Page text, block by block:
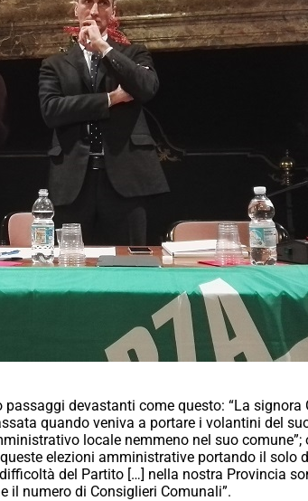
devastanti come questo: “La
quando veniva a portare i volantini del
locale nemmeno nel suo comune”;
elezioni amministrative portando il solo
del Partito […] nella nostra Provincia
il numero di Consiglieri Comunali”.